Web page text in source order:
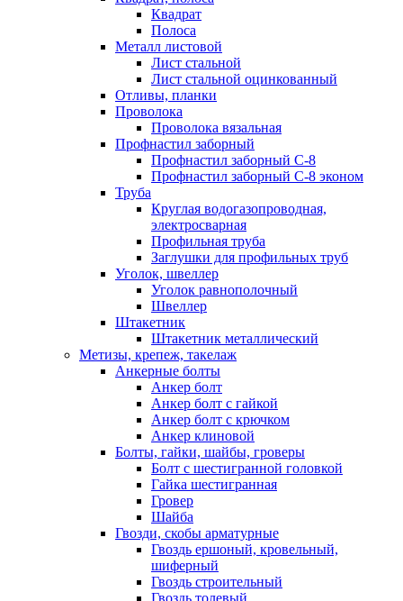
Квадрат
Полоса
Металл листовой
Лист стальной
Лист стальной оцинкованный
Отливы, планки
Проволока
Проволока вязальная
Профнастил заборный
Профнастил заборный С-8
Профнастил заборный С-8 эконом
Труба
Круглая водогазопроводная,
электросварная
Профильная труба
Заглушки для профильных труб
Уголок, швеллер
Уголок равнополочный
Швеллер
Штакетник
Штакетник металлический
Метизы, крепеж, такелаж
Анкерные болты
Анкер болт
Анкер болт с гайкой
Анкер болт с крючком
Анкер клиновой
Болты, гайки, шайбы, гроверы
Болт c шестигранной головкой
Гайка шестигранная
Гровер
Шайба
Гвозди, скобы арматурные
Гвоздь ершоный, кровельный,
шиферный
Гвоздь строительный
Гвоздь толевый